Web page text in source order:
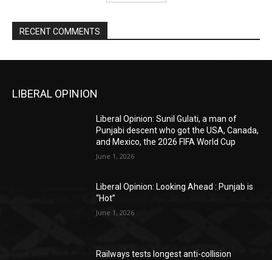
RECENT COMMENTS
LIBERAL OPINION
Liberal Opinion: Sunil Gulati, a man of
Punjabi descent who got the USA, Canada,
and Mexico, the 2026 FIFA World Cup
June 1, 2026
Liberal Opinion: Looking Ahead : Punjab is
“Hot”
June 1, 2026
Railways tests longest anti-collision